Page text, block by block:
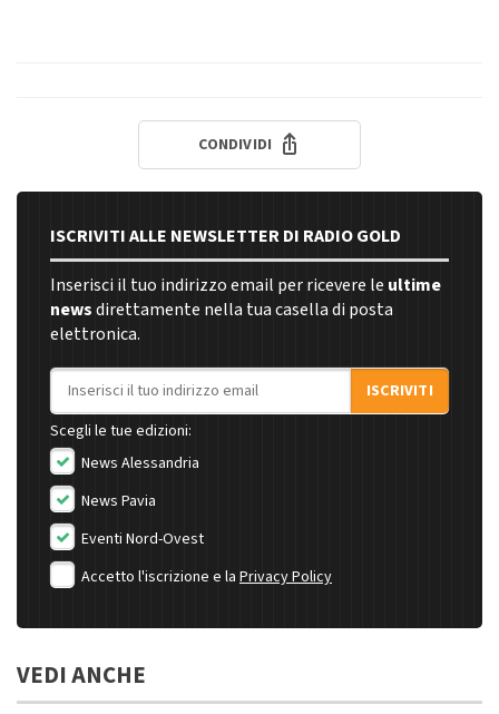
CONDIVIDI
ISCRIVITI ALLE NEWSLETTER DI RADIO GOLD
Inserisci il tuo indirizzo email per ricevere le ultime
newsdirettamente nella tua casella di posta
elettronica.
Indirizzo email
ISCRIVITI
Scegli le tue edizioni:
News Alessandria
News Pavia
Eventi Nord-Ovest
Accetto l'iscrizione e la Privacy Policy
VEDI ANCHE